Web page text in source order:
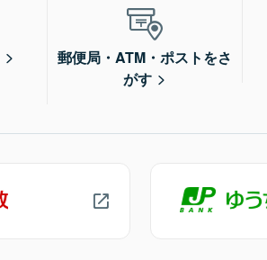
郵便局・ATM・ポストをさ
がす